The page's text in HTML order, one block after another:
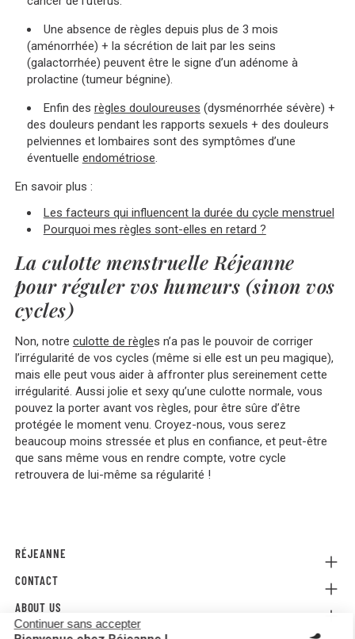
Continuer sans accepter
Une absence de règles depuis plus de 3 mois
(aménorrhée) + la sécrétion de lait par les seins
(galactorrhée) peuvent être le signe d’un adénome à
prolactine (tumeur bégnine).
Enfin des règles douloureuses (dysménorrhée sévère) +
des douleurs pendant les rapports sexuels + des douleurs
pelviennes et lombaires sont des symptômes d’une
éventuelle endométriose.
En savoir plus :
Les facteurs qui influencent la durée du cycle menstruel
Pourquoi mes règles sont-elles en retard ?
La culotte menstruelle Réjeanne
pour réguler vos humeurs (sinon vos
cycles)
Non, notre culotte de règles n’a pas le pouvoir de corriger
l’irrégularité de vos cycles (même si elle est un peu magique),
mais elle peut vous aider à affronter plus sereinement cette
irrégularité. Aussi jolie et sexy qu’une culotte normale, vous
pouvez la porter avant vos règles, pour être sûre d’être
protégée le moment venu. Croyez-nous, vous serez
beaucoup moins stressée et plus en confiance, et peut-être
que sans même vous en rendre compte, votre cycle
retrouvera de lui-même sa régularité !
RÉJEANNE
Referral
FAQ
E-gift card
CONTACT
Contact us
Press
ABOUT US
Legal Conditions & Terms and Conditions